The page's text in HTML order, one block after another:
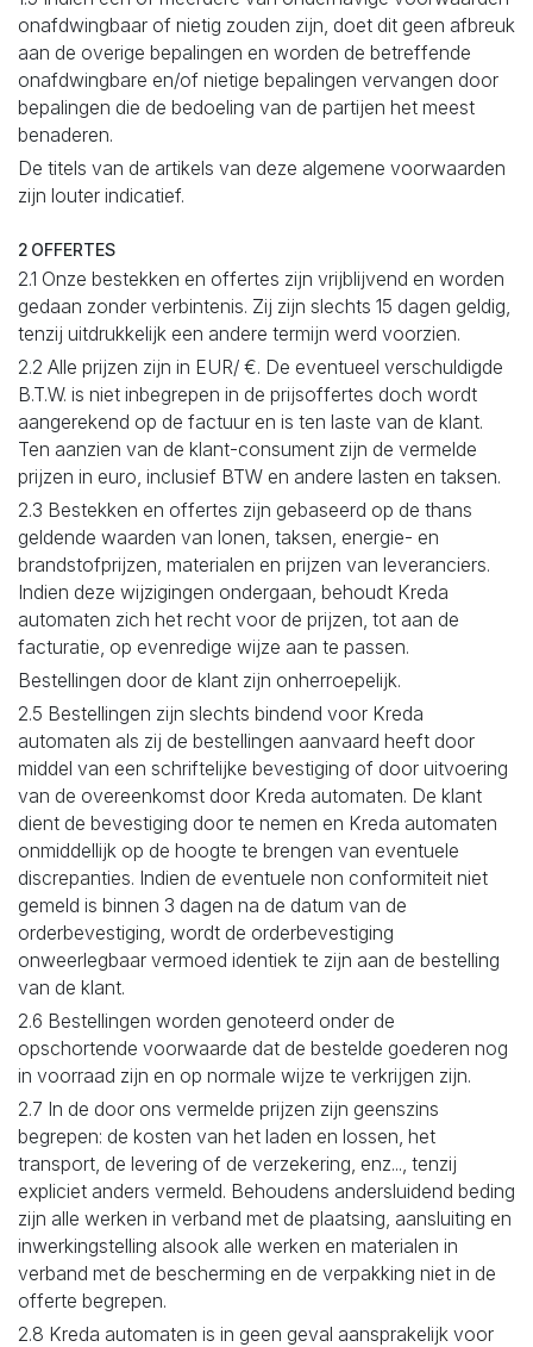
onafdwingbaar of nietig zouden zijn, doet dit geen afbreuk
aan de overige bepalingen en worden de betreffende
onafdwingbare en/of nietige bepalingen vervangen door
bepalingen die de bedoeling van de partijen het meest
benaderen.
De titels van de artikels van deze algemene voorwaarden
zijn louter indicatief.
2 OFFERTES
2.1 Onze bestekken en offertes zijn vrijblijvend en worden
gedaan zonder verbintenis. Zij zijn slechts 15 dagen geldig,
tenzij uitdrukkelijk een andere termijn werd voorzien.
2.2 Alle prijzen zijn in EUR/ €. De eventueel verschuldigde
B.T.W. is niet inbegrepen in de prijsoffertes doch wordt
aangerekend op de factuur en is ten laste van de klant.
Ten aanzien van de klant-consument zijn de vermelde
prijzen in euro, inclusief BTW en andere lasten en taksen.
2.3 Bestekken en offertes zijn gebaseerd op de thans
geldende waarden van lonen, taksen, energie- en
brandstofprijzen, materialen en prijzen van leveranciers.
Indien deze wijzigingen ondergaan, behoudt Kreda
automaten zich het recht voor de prijzen, tot aan de
facturatie, op evenredige wijze aan te passen.
Bestellingen door de klant zijn onherroepelijk.
2.5 Bestellingen zijn slechts bindend voor Kreda
automaten als zij de bestellingen aanvaard heeft door
middel van een schriftelijke bevestiging of door uitvoering
van de overeenkomst door Kreda automaten. De klant
dient de bevestiging door te nemen en Kreda automaten
onmiddellijk op de hoogte te brengen van eventuele
discrepanties. Indien de eventuele non conformiteit niet
gemeld is binnen 3 dagen na de datum van de
orderbevestiging, wordt de orderbevestiging
onweerlegbaar vermoed identiek te zijn aan de bestelling
van de klant.
2.6 Bestellingen worden genoteerd onder de
opschortende voorwaarde dat de bestelde goederen nog
in voorraad zijn en op normale wijze te verkrijgen zijn.
2.7 In de door ons vermelde prijzen zijn geenszins
begrepen: de kosten van het laden en lossen, het
transport, de levering of de verzekering, enz..., tenzij
expliciet anders vermeld. Behoudens andersluidend beding
zijn alle werken in verband met de plaatsing, aansluiting en
inwerkingstelling alsook alle werken en materialen in
verband met de bescherming en de verpakking niet in de
offerte begrepen.
2.8 Kreda automaten is in geen geval aansprakelijk voor